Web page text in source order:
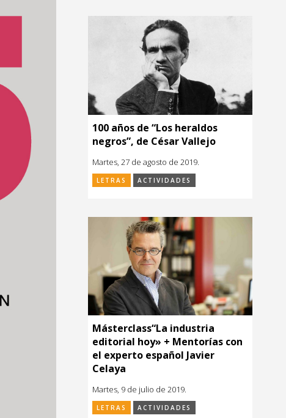
100 años de “Los heraldos
negros”, de César Vallejo
Martes, 27 de agosto de 2019.
LETRAS ACTIVIDADES
Másterclass“La industria
editorial hoy» + Mentorías con
el experto español Javier
Celaya
Martes, 9 de julio de 2019.
LETRAS ACTIVIDADES